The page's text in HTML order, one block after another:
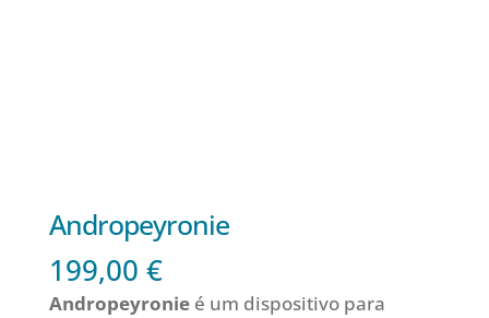
Andropeyronie
199,00 €
Andropeyronie é um dispositivo para